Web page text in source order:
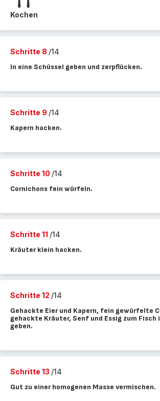
Kochen
Schritte 8 /14
In eine Schüssel geben und zerpflücken.
Schritte 9 /14
Kapern hacken.
Schritte 10 /14
Cornichons fein würfeln.
Schritte 11 /14
Kräuter klein hacken.
Schritte 12 /14
Gehackte Eier und Kapern, fein gewürfelte
gehackte Kräuter, Senf und Essig zum Fisch
geben.
Schritte 13 /14
Gut zu einer homogenen Masse vermischen.